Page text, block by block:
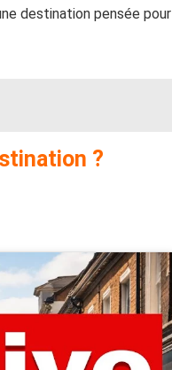
destination pensée pour
?